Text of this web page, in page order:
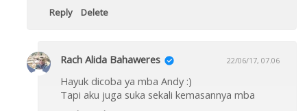
Reply Delete
Rach Alida Bahaweres 22/06/17, 07.06
Hayuk dicoba ya mba Andy :)
Tapi aku juga suka sekali kemasannya mba